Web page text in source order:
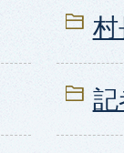
記